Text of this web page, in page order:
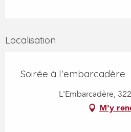
Localisation
Soirée à l'embarcadère
L'Embarcadère,
M'y